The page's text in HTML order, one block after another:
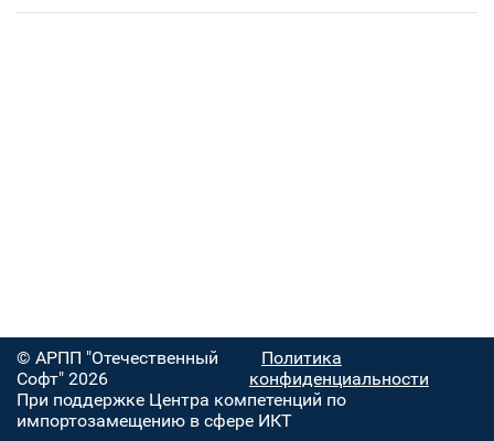
© АРПП "Отечественный
Софт" 2026
Политика
конфиденциальности
При поддержке Центра компетенций по
импортозамещению в сфере ИКТ